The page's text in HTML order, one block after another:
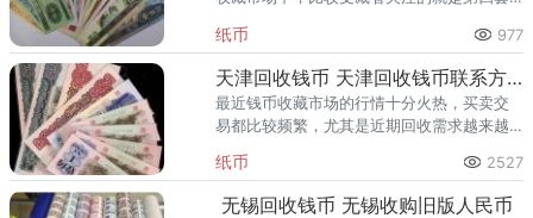
民币，其收藏潜力吸引着很多纸币爱好收藏
者。四版币即第四套人民币，在
纸币 977
天津回收钱币 天津回收钱币联系方式
最近钱币收藏市场的行情十分火热，买卖交
易都比较频繁，尤其是近期回收需求越来越
天津有一些专门进行钱币交易的市场，这些
地方可以回收旧钱币，同时也可
纸币 2527
无锡回收钱币 无锡收购旧版人民币